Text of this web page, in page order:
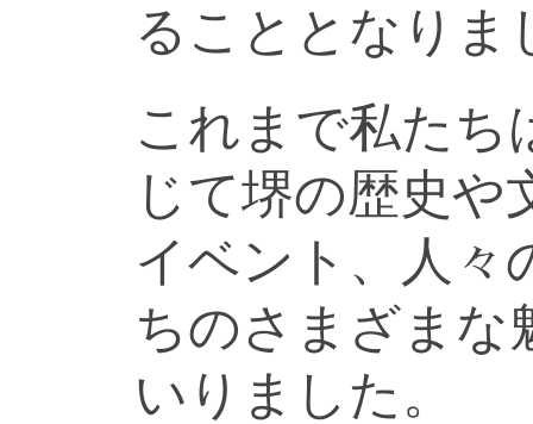
ることとなりま
これまで私たち
じて堺の歴史や
イベント、人々
ちのさまざまな
いりました。